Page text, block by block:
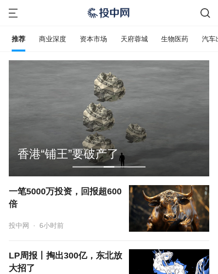
推荐 商业深度 资本市场 天府蓉城 生物医药 汽车
香港“铺王”要破产了
一笔5000万投资，回报超600
倍
投中网 · 6小时前
LP周报丨掏出300亿，东北放
大招了